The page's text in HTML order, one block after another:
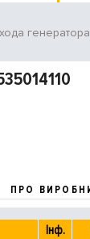
генератора
ПРО
Інф.